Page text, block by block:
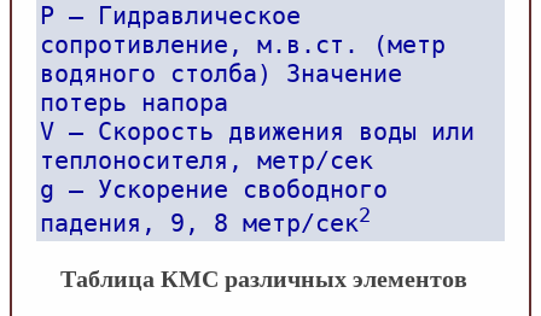
P – Гидравлическое
сопротивление, м.в.ст. (метр
водяного столба) Значение
потерь напора
V – Скорость движения воды или
теплоносителя, метр/сек
g – Ускорение свободного
падения, 9, 8 метр/сек2
Таблица КМС различных элементов